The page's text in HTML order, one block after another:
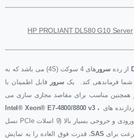
HP PROLIANT DL580 G10 Server
از رده سرور
های 4 سوکت (4S) می باشد که به
شما فرماندهی کند. یک سرور قابل اطمینان با
همچنین مناسب برای مقاصد مجازی سازی می
هایIntel® Xeon® E7-4800/8800 v3 ،
، پهنای باند ورودی و خروجی بسیار بالا (9 اسلات PCIe نسل
SAS، قدرت فوق العاده را به نمایش